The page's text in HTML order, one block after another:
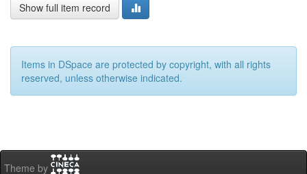
Show full item record
Items in DSpace are protected by copyright, with all rights
reserved, unless otherwise indicated.
Theme by